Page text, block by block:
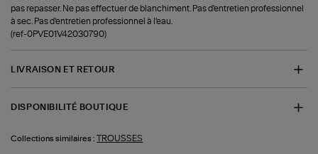
pas repasser. Ne pas effectuer de blanchiment. Pas d'entretien professionnel
à sec. Pas d'entretien professionnel à l'eau.
(ref-0PVE01V42030790)
LIVRAISON ET RETOUR
DISPONIBILITÉ BOUTIQUE
Collections similaires : TROUSSES